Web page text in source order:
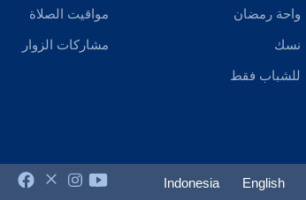
واحة رمضان
نسك
للشباب فقط
مواقيت الصلاة
مشاركات الزوار
English
Indonesia